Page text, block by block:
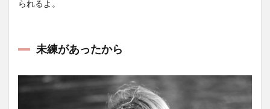
られるよ。
未練があったから